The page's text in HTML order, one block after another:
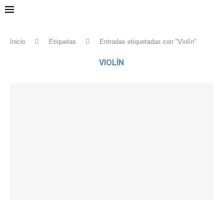
Inicio Etiquetas Entradas etiquetadas con "Violín"
VIOLÍN